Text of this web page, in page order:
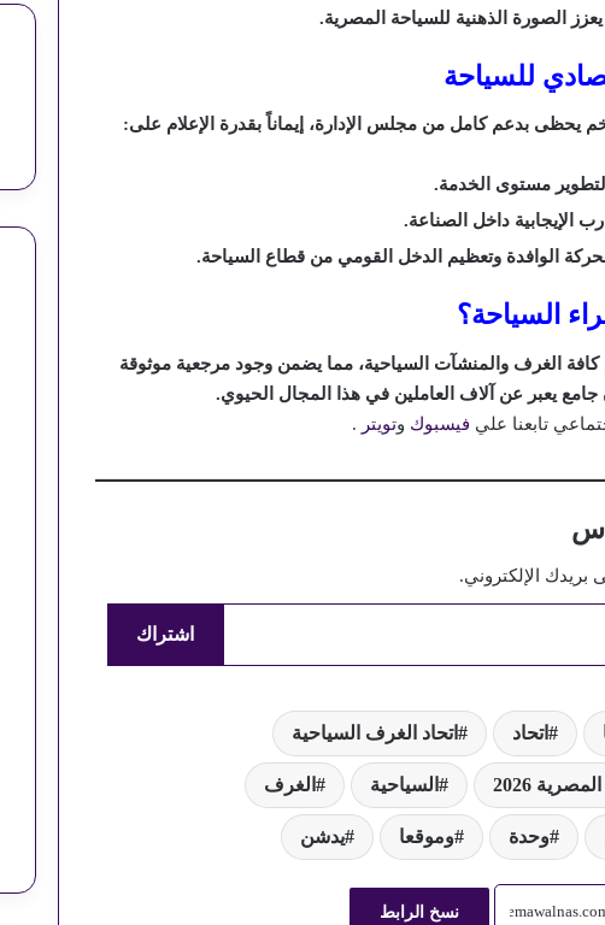
الصورة الذهنية للسياحة المصرية.
للسياحة
يحظى بدعم كامل من مجلس الإدارة، إيماناً بقدرة الإعلام على:
لتطوير مستوى الخدمة.
الإيجابية داخل الصناعة.
الوافدة وتعظيم الدخل القومي من قطاع السياحة.
السياحة؟
كافة الغرف والمنشآت السياحية، مما يضمن وجود مرجعية موثوقة
جامع يعبر عن آلاف العاملين في هذا المجال الحيوي.
تابعنا علي فيسبوك وتويتر .
الإلكتروني.
اشتراك
اتحاد اتحاد الغرف السياحية
2026 السياحية الغرف
وحدة وموقعا يدشن
نسخ الرابط
استقرار أسعار السولار والبنزين اليوم
آداب الدعاء: هل الإلحاح يمنع الاستجابة؟
كيف تصنعين ألذ دجاج مشوي بدبس الرمان؟